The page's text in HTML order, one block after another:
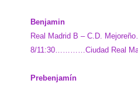
Benjamin
Real Madrid B – C.D.
8/11:30…………Ciudad Real
Prebenjamín